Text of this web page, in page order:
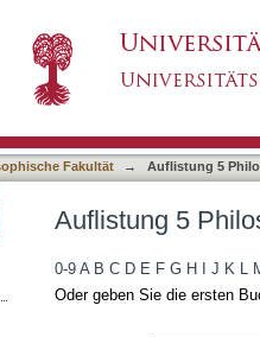
Fakultät → Auflistung 5
Auflistung 5
0-9 A B C D E F G H J K L
Oder geben Sie die ersten